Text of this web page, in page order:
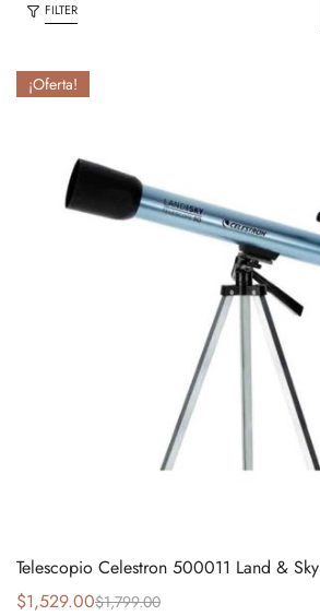
FILTER
¡Oferta!
Telescopio Celestron 500011 Land & Sky
$1,799.00
$1,529.00